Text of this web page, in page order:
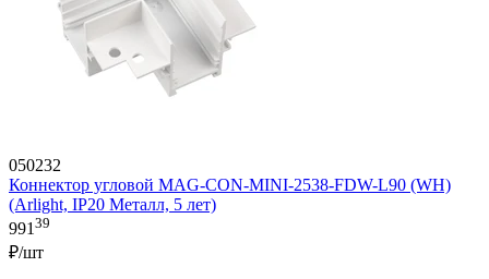
050232
Коннектор угловой MAG-CON-MINI-2538-FDW-L90 (WH)
(Arlight, IP20 Металл, 5 лет)
99139
₽/шт